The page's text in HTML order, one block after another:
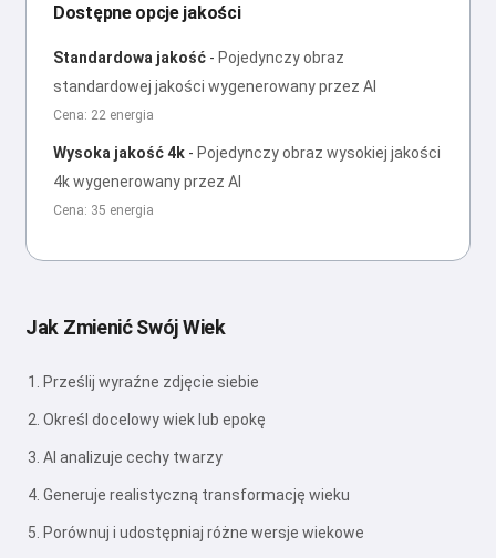
Dostępne opcje jakości
Standardowa jakość - Pojedynczy obraz
standardowej jakości wygenerowany przez AI
Cena: 22 energia
Wysoka jakość 4k - Pojedynczy obraz wysokiej jakości
4k wygenerowany przez AI
Cena: 35 energia
Jak Zmienić Swój Wiek
Prześlij wyraźne zdjęcie siebie
Określ docelowy wiek lub epokę
AI analizuje cechy twarzy
Generuje realistyczną transformację wieku
Porównuj i udostępniaj różne wersje wiekowe